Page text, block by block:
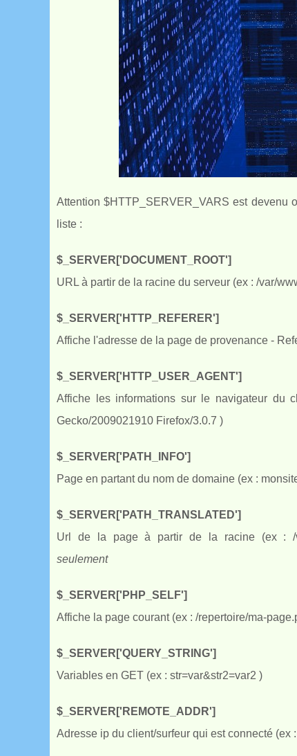
Attention $HTTP_SERVER_VARS est devenu
liste :
$_SERVER['DOCUMENT_ROOT']
URL à partir de la racine du serveur (ex : /var/
$_SERVER['HTTP_REFERER']
Affiche l'adresse de la page de provenance -
$_SERVER['HTTP_USER_AGENT']
Affiche les informations sur le navigateur du
Gecko/2009021910 Firefox/3.0.7 )
$_SERVER['PATH_INFO']
Page en partant du nom de domaine (ex :
$_SERVER['PATH_TRANSLATED']
Url de la page à partir de la racine (ex : /
seulement
$_SERVER['PHP_SELF']
Affiche la page courant (ex : /repertoire/ma-
$_SERVER['QUERY_STRING']
Variables en GET (ex : str=var&str2=var2 )
$_SERVER['REMOTE_ADDR']
Adresse ip du client/surfeur qui est connecté (ex